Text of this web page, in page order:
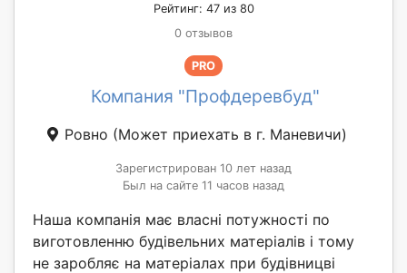
Рейтинг: 47 из 80
0 отзывов
PRO
Компания "Профдеревбуд"
Ровно (Может приехать в г. Маневичи)
Зарегистрирован 10 лет назад
Был на сайте 11 часов назад
Наша компанія має власні потужності по
виготовленню будівельних матеріалів і тому
не заробляє на матеріалах при будівницві